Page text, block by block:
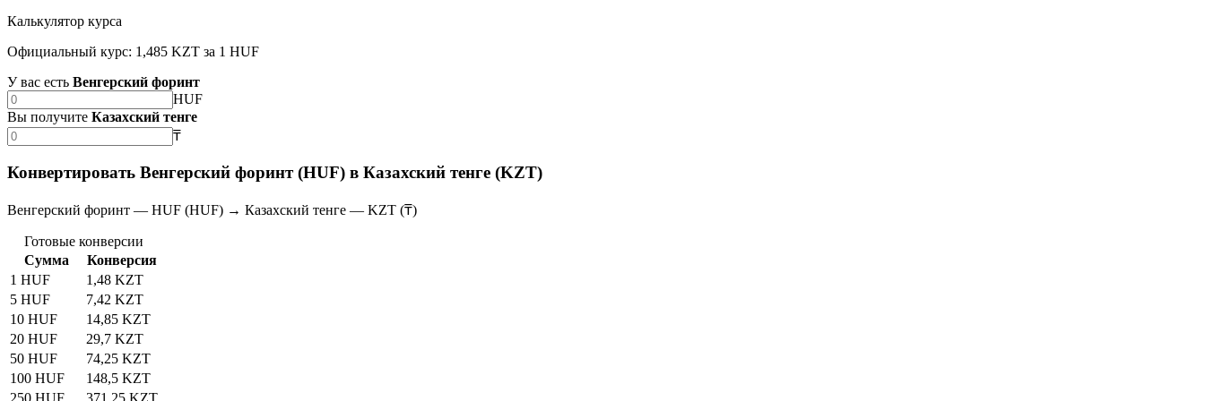
Калькулятор курса
Официальный курс: 1,485 KZT за 1 HUF
У вас есть Венгерский форинт
HUF
Вы получите Казахский тенге
₸
Конвертировать Венгерский форинт (HUF) в Казахский тенге (KZT)
Венгерский форинт — HUF (HUF) → Казахский тенге — KZT (₸)
Готовые конверсии
Сумма
Конверсия
1 HUF
1,48 KZT
5 HUF
7,42 KZT
10 HUF
14,85 KZT
20 HUF
29,7 KZT
50 HUF
74,25 KZT
100 HUF
148,5 KZT
250 HUF
371,25 KZT